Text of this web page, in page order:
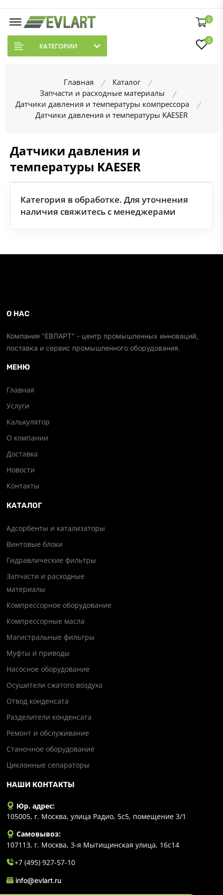
0
КАТЕГОРИИ
0
Главная
Каталог
Запчасти и расходные материалы
Датчики давления и температуры компрессора
Датчики давления и температуры KAESER
Датчики давления и
температуры KAESER
Категория в обработке. Для уточнения
наличия свяжитесь с менеджерами
О НАС
Компания "ЕВЛАРТ" - центр промышленных инноваций,
поставка и сервис промышленного оборудования.
МЕНЮ
Главная
Услуги
Калькулятор
О компании
Доставка
Новости
Контакты
КАТАЛОГ
Адсорбенты и катализаторы
Винтовые блоки
Гидравлические фильтры
Запчасти и расходные
материалы
Компрессорное оборудование
Компрессорные масла
Магистральные фильтры
Муфты и приводы
Насосное оборудование
Осушители сжатого воздуха
Отвод конденсата
Разделители конденсата
Ремонт и обслуживание
Станочное оборудование
Циклонные сепараторы
НАШИ КОНТАКТЫ
Юр. адрес:
105005, г. Москва, улица Радио, 5с5, помещение 3/1
Самовывоз:
107113, г. Москва, 3-я Мытищинская улица, 16с14
+7 (495) 927-57-10
info@evlart.ru